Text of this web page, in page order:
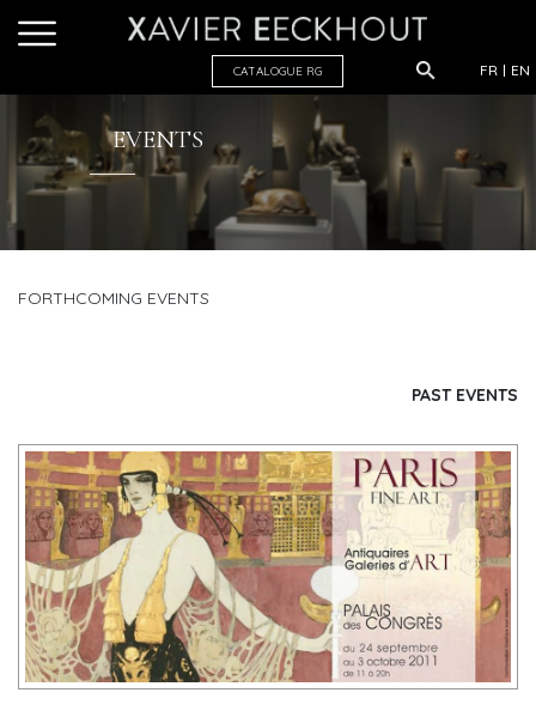
FR EN
CATALOGUE RG
EVENTS
FORTHCOMING EVENTS
PAST EVENTS